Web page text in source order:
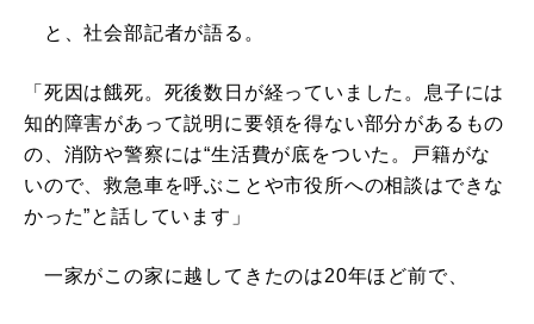
と、社会部記者が語る。
「死因は餓死。死後数日が経っていました。息子には
知的障害があって説明に要領を得ない部分があるもの
の、消防や警察には“生活費が底をついた。戸籍がな
いので、救急車を呼ぶことや市役所への相談はできな
かった”と話しています」
一家がこの家に越してきたのは20年ほど前で、